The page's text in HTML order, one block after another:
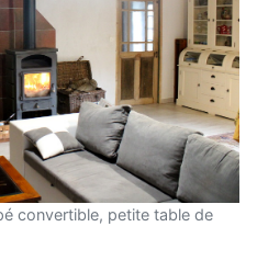
convertible, petite table de